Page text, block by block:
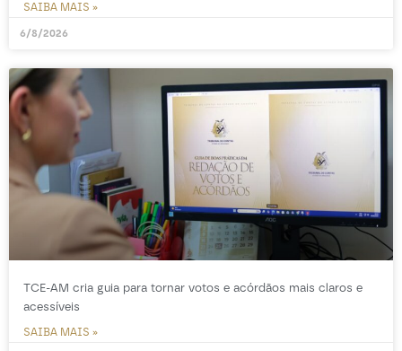
SAIBA MAIS »
6/8/2026
TCE-AM cria guia para tornar votos e acórdãos mais claros e
acessíveis
SAIBA MAIS »